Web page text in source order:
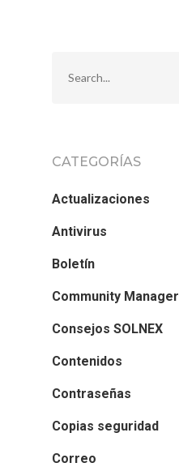
CATEGORÍAS
Actualizaciones
Antivirus
Boletín
Community Manager
Consejos SOLNEX
Contenidos
Contraseñas
Copias seguridad
Correo